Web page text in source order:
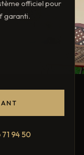
officiel pour
garanti.
71 94 50